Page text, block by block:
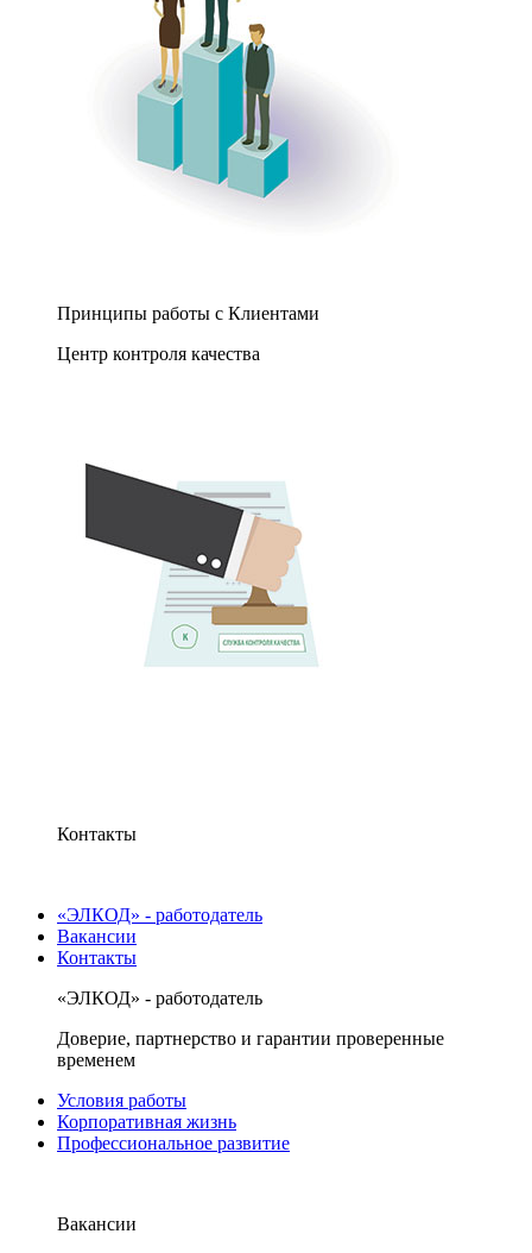
Принципы работы с Клиентами
Центр контроля качества
Контакты
«ЭЛКОД» - работодатель
Вакансии
Контакты
«ЭЛКОД» - работодатель
Доверие, партнерство и гарантии проверенные
временем
Условия работы
Корпоративная жизнь
Профессиональное развитие
Вакансии